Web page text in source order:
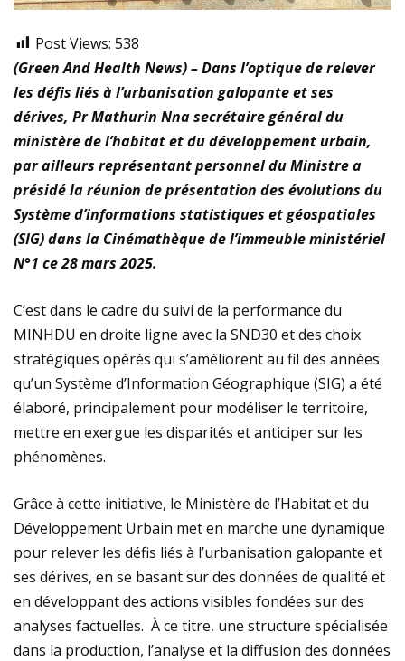
Post Views: 538
(Green And Health News) – Dans l’optique de relever
les défis liés à l’urbanisation galopante et ses
dérives, Pr Mathurin Nna secrétaire général du
ministère de l’habitat et du développement urbain,
par ailleurs représentant personnel du Ministre a
présidé la réunion de présentation des évolutions du
Système d’informations statistiques et géospatiales
(SIG) dans la Cinémathèque de l’immeuble ministériel
N°1 ce 28 mars 2025.
C’est dans le cadre du suivi de la performance du
MINHDU en droite ligne avec la SND30 et des choix
stratégiques opérés qui s’améliorent au fil des années
qu’un Système d’Information Géographique (SIG) a été
élaboré, principalement pour modéliser le territoire,
mettre en exergue les disparités et anticiper sur les
phénomènes.
Grâce à cette initiative, le Ministère de l’Habitat et du
Développement Urbain met en marche une dynamique
pour relever les défis liés à l’urbanisation galopante et
ses dérives, en se basant sur des données de qualité et
en développant des actions visibles fondées sur des
analyses factuelles. À ce titre, une structure spécialisée
dans la production, l’analyse et la diffusion des données